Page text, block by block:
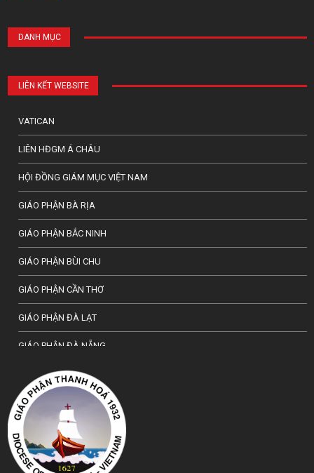
DANH MỤC
LIÊN KẾT WEBSITE
VATICAN
LIÊN HĐGM Á CHÂU
HỘI ĐỒNG GIÁM MỤC VIỆT NAM
GIÁO PHẬN BÀ RỊA
GIÁO PHẬN BẮC NINH
GIÁO PHẬN BÙI CHU
GIÁO PHẬN CẦN THƠ
GIÁO PHẬN ĐÀ LẠT
GIÁO PHẬN ĐÀ NẴNG
TỔNG GIÁO PHẬN HÀ NỘI
GIÁO PHẬN HẢI PHÒNG
TỔNG GIÁO PHẬN HUẾ
GIÁO PHẬN HƯNG HOÁ